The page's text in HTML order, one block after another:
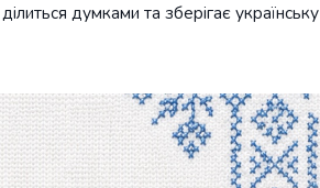
думками та зберігає українську